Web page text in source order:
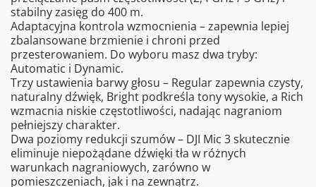
stabilny zasięg do 400 m.
Adaptacyjna kontrola wzmocnienia – zapewnia lepiej
zbalansowane brzmienie i chroni przed
przesterowaniem. Do wyboru masz dwa tryby:
Automatic i Dynamic.
Trzy ustawienia barwy głosu – Regular zapewnia czysty,
naturalny dźwięk, Bright podkreśla tony wysokie, a Rich
wzmacnia niskie częstotliwości, nadając nagraniom
pełniejszy charakter.
Dwa poziomy redukcji szumów – DJI Mic 3 skutecznie
eliminuje niepożądane dźwięki tła w różnych
warunkach nagraniowych, zarówno w
pomieszczeniach, jak i na zewnątrz.